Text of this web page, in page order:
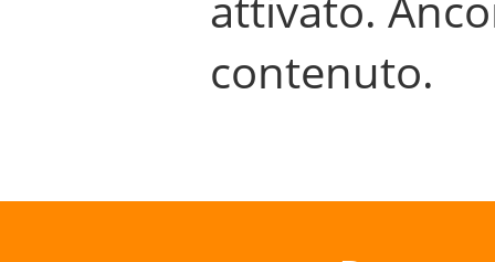
contenuto.